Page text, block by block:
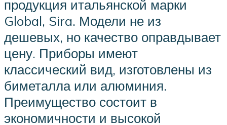
продукция итальянской марки
Global, Sira. Модели не из
дешевых, но качество оправдывает
цену. Приборы имеют
классический вид, изготовлены из
биметалла или алюминия.
Преимущество состоит в
экономичности и высокой